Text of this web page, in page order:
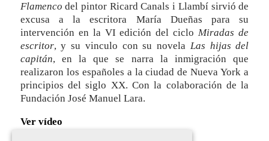
Flamenco del pintor Ricard Canals i Llambí sirvió de
excusa a la escritora María Dueñas para su
intervención en la VI edición del cicloMiradas de
escritor, y su vinculo con su novela Las hijas del
capitán, en la que se narra la inmigración que
realizaron los españoles a la ciudad de Nueva York a
principios del siglo XX. Con la colaboración de la
Fundación José Manuel Lara.
Ver vídeo